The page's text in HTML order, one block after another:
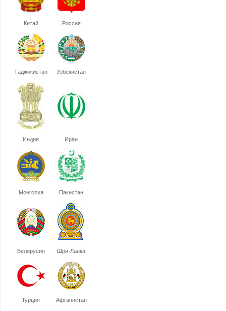
Китай Россия
Таджикистан Узбекистан
Индия Иран
Монголия Пакистан
Белорусия Шри-Ланка
Турция Афганистан